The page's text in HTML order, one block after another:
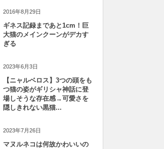
2016年8月29日
ギネス記録まであと1cm！巨
大猫のメインクーンがデカす
ぎる
2023年6月3日
【ニャルベロス】3つの頭をも
つ猫の姿がギリシャ神話に登
場しそうな存在感→可愛さを
隠しきれない黒猫...
2023年7月26日
マヌルネコは何故かわいいの